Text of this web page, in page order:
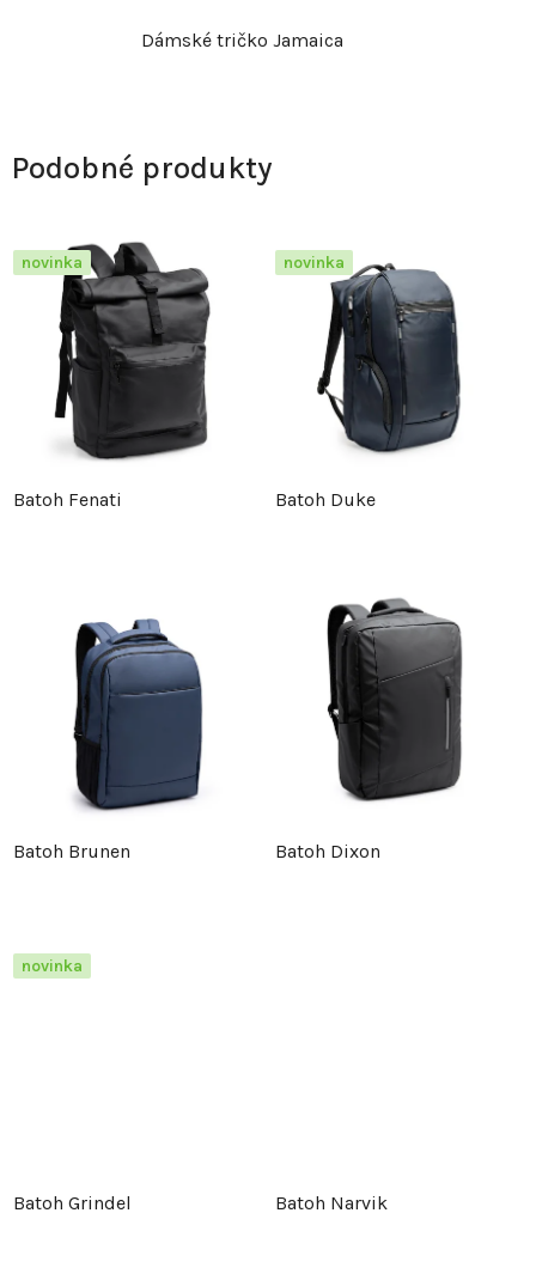
Dámské tričko Jamaica
Podobné produkty
novinka
Batoh Fenati
novinka
Batoh Duke
Batoh Brunen Batoh Dixon
novinka
Batoh Grindel Batoh Narvik